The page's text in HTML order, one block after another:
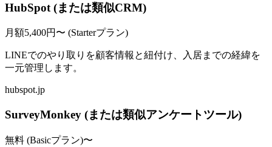
HubSpot (または類似CRM)
月額5,400円〜 (Starterプラン)
LINEでのやり取りを顧客情報と紐付け、入居までの経緯を
一元管理します。
hubspot.jp
SurveyMonkey (または類似アンケートツール)
無料 (Basicプラン)〜